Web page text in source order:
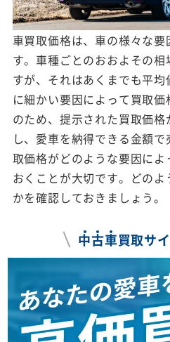
車買取価格は、車の様々な
す。車種ごとのおおよその
すが、それはあくまでも平
に細かい要因によって買取
のため、提示された買取価
し、愛車を納得できる金額
取価格がどのような要因に
おくことが大切です。どの
かを確認しておきましょう。
中古車買取サ